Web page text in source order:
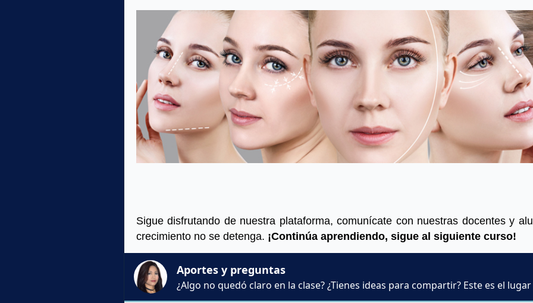
Sigue disfrutando de nuestra plataforma, comunícate con nuestras docentes y
crecimiento no se detenga. ¡Continúa aprendiendo, sigue al siguiente curso!
Aportes y preguntas
¿Algo no quedó claro en la clase? ¿Tienes ideas para compartir? Este es el